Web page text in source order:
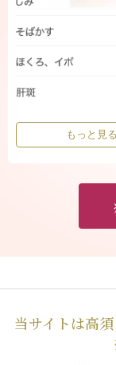
もっと見る
当サイトは高